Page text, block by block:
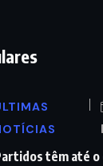
têm até o